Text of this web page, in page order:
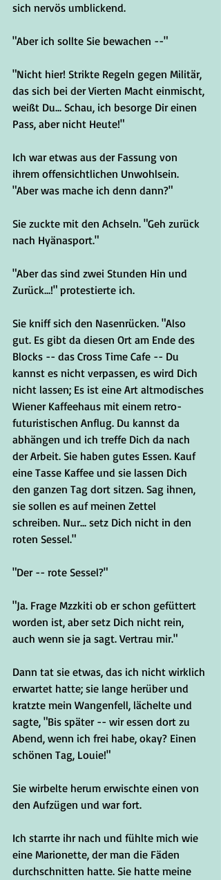
sich nervös umblickend.
"Aber ich sollte Sie bewachen --"
"Nicht hier! Strikte Regeln gegen Militär,
das sich bei der Vierten Macht einmischt,
weißt Du... Schau, ich besorge Dir einen
Pass, aber nicht Heute!"
Ich war etwas aus der Fassung von
ihrem offensichtlichen Unwohlsein.
"Aber was mache ich denn dann?"
Sie zuckte mit den Achseln. "Geh zurück
nach Hyänasport."
"Aber das sind zwei Stunden Hin und
Zurück...!" protestierte ich.
Sie kniff sich den Nasenrücken. "Also
gut. Es gibt da diesen Ort am Ende des
Blocks -- das Cross Time Cafe -- Du
kannst es nicht verpassen, es wird Dich
nicht lassen; Es ist eine Art altmodisches
Wiener Kaffeehaus mit einem retro-
futuristischen Anflug. Du kannst da
abhängen und ich treffe Dich da nach
der Arbeit. Sie haben gutes Essen. Kauf
eine Tasse Kaffee und sie lassen Dich
den ganzen Tag dort sitzen. Sag ihnen,
sie sollen es auf meinen Zettel
schreiben. Nur... setz Dich nicht in den
roten Sessel."
"Der -- rote Sessel?"
"Ja. Frage Mzzkiti ob er schon gefüttert
worden ist, aber setz Dich nicht rein,
auch wenn sie ja sagt. Vertrau mir."
Dann tat sie etwas, das ich nicht wirklich
erwartet hatte; sie lange herüber und
kratzte mein Wangenfell, lächelte und
sagte, "Bis später -- wir essen dort zu
Abend, wenn ich frei habe, okay? Einen
schönen Tag, Louie!"
Sie wirbelte herum erwischte einen von
den Aufzügen und war fort.
Ich starrte ihr nach und fühlte mich wie
eine Marionette, der man die Fäden
durchschnitten hatte. Sie hatte meine